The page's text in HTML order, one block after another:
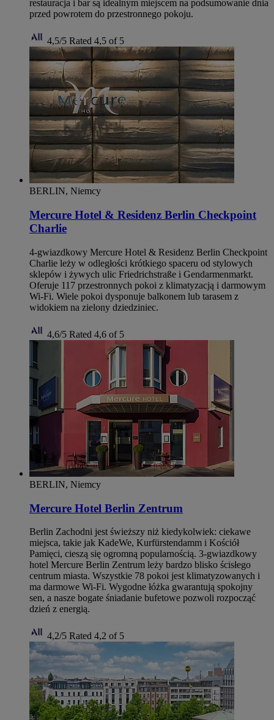
restauracja i bar są idealnym miejscem na podsumowanie dnia
przed powrotem do przestronnego pokoju.
4,5/5 Rated 4,5 of 5
BERLIN, Niemcy
Mercure Hotel & Residenz Berlin Checkpoint
Charlie
4-gwiazdkowy Mercure Hotel & Residenz Berlin Checkpoint
Charlie leży w odległości krótkiego spaceru od stylowych
sklepów i żywych ulic Friedrichstraße i Gendarmenmarkt.
Oferuje 117 przestronnych pokoi z klimatyzacją i darmowym
Wi‑Fi. Wiele pokoi dysponuje balkonem lub tarasem z
widokiem na zielony dziedziniec.
4,6/5 Rated 4,6 of 5
BERLIN, Niemcy
Mercure Hotel Berlin Zentrum
Berlin Zachodni jest świeższy niż kiedykolwiek: ciekawe
miejsca, takie jak KadeWe, Kurfürstendamm i Kościół
Pamięci, cieszą się ogromną popularnością. 3-gwiazdkowy
hotel Mercure Berlin Zentrum leży bardzo blisko ścisłego
centrum miasta. Wszystkie 78 pokoi jest klimatyzowanych i
ma darmowe Wi‑Fi. Wygodne łóżka gwarantują spokojny
sen, a nasze bogate śniadanie bufetowe pozwoli rozpocząć
dzień z energią.
4,2/5 Rated 4,2 of 5